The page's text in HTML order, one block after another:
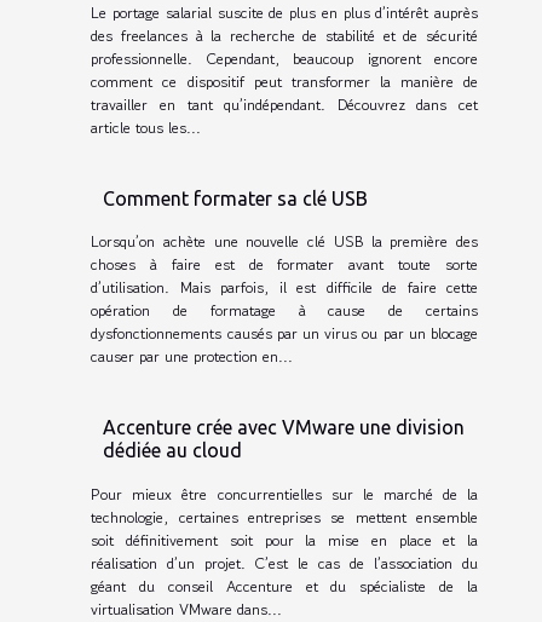
Le portage salarial suscite de plus en plus d’intérêt auprès
des freelances à la recherche de stabilité et de sécurité
professionnelle. Cependant, beaucoup ignorent encore
comment ce dispositif peut transformer la manière de
travailler en tant qu’indépendant. Découvrez dans cet
article tous les...
Comment formater sa clé USB
Lorsqu’on achète une nouvelle clé USB la première des
choses à faire est de formater avant toute sorte
d’utilisation. Mais parfois, il est difficile de faire cette
opération de formatage à cause de certains
dysfonctionnements causés par un virus ou par un blocage
causer par une protection en...
Accenture crée avec VMware une division
dédiée au cloud
Pour mieux être concurrentielles sur le marché de la
technologie, certaines entreprises se mettent ensemble
soit définitivement soit pour la mise en place et la
réalisation d’un projet. C’est le cas de l’association du
géant du conseil Accenture et du spécialiste de la
virtualisation VMware dans...